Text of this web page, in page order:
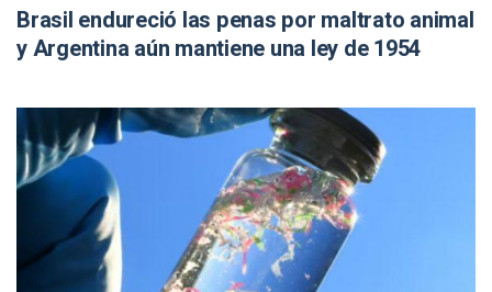
Brasil endureció las penas por maltrato animal
y Argentina aún mantiene una ley de 1954